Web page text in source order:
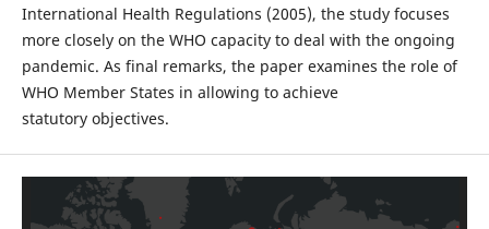
International Health Regulations (2005), the study focuses
more closely on the WHO capacity to deal with the ongoing
pandemic. As final remarks, the paper examines the role of
WHO Member States in allowing to achieve
statutory objectives.